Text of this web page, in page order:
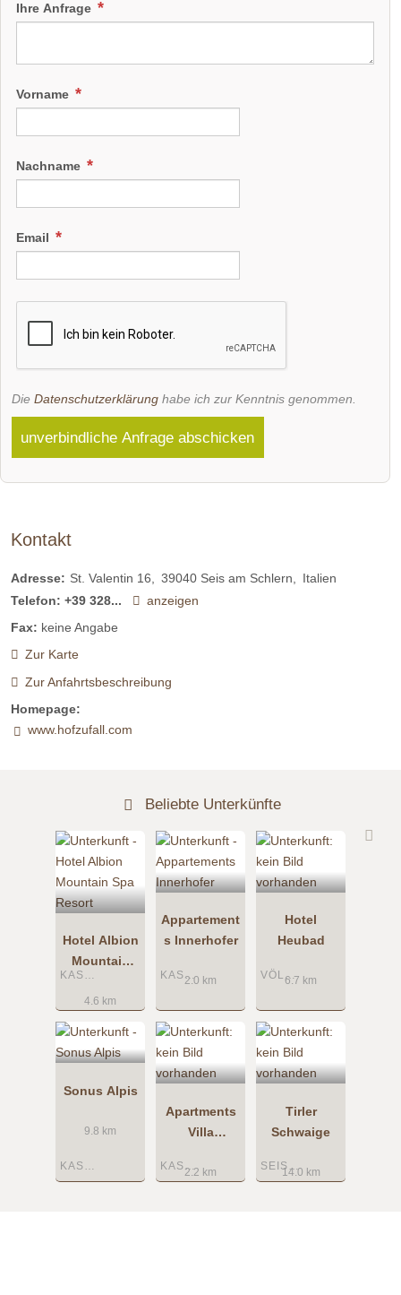
Ihre Anfrage
Vorname
Nachname
Email
Die Datenschutzerklärung habe ich zur Kenntnis genommen.
unverbindliche Anfrage abschicken
Kontakt
Adresse: St. Valentin 16 39040 Seis am Schlern
Italien
Telefon: +39 328...
anzeigen
Fax: keine Angabe
Zur Karte
Zur Anfahrtsbeschreibung
Homepage:
www.hofzufall.com
Beliebte Unterkünfte
Hotel Albion
Mountain
Spa Resort
4.6 km
Appartement
s Innerhofer
KASTELRUTH
2.0 km
Hotel
Heubad
VÖLS AM SCHLERN
6.7 km
Sonus Alpis
KASTELRUTH
9.8 km
Apartments
Villa
KASTELRUTH
2.2 km
Tirler
Schwaige
SEISER ALM
14.0 km